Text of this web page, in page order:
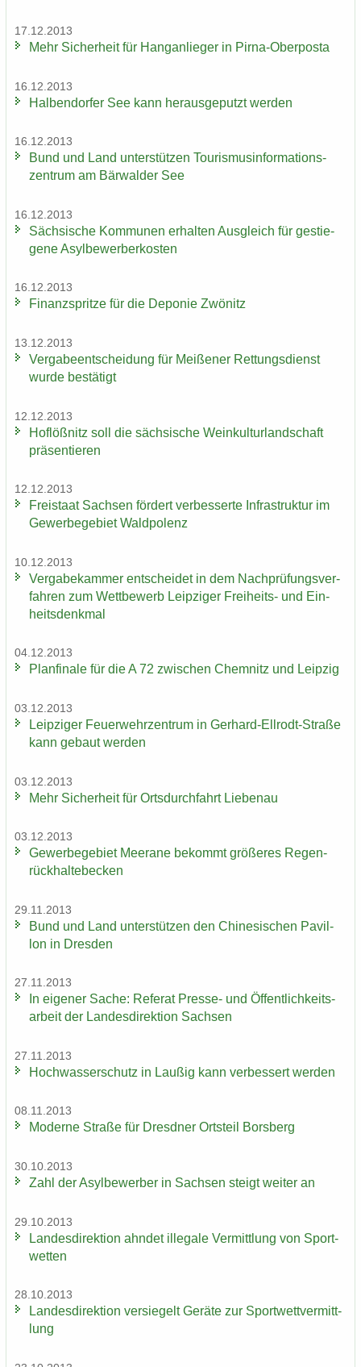
17.12.2013
Mehr Si­cher­heit für Hang­an­lie­ger in Pirna-​Oberposta
16.12.2013
Hal­ben­dor­fer See kann her­aus­ge­putzt wer­den
16.12.2013
Bund und Land un­ter­stüt­zen Tou­ris­mus­in­for­ma­ti­ons­
zen­trum am Bär­wal­der See
16.12.2013
Säch­si­sche Kom­mu­nen er­hal­ten Aus­gleich für ge­stie­
ge­ne Asyl­be­wer­ber­kos­ten
16.12.2013
Fi­nanz­sprit­ze für die De­po­nie Zwö­nitz
13.12.2013
Ver­ga­be­ent­schei­dung für Mei­ße­ner Ret­tungs­dienst
wurde be­stä­tigt
12.12.2013
Hof­löß­nitz soll die säch­si­sche Wein­kul­tur­land­schaft
prä­sen­tie­ren
12.12.2013
Frei­staat Sach­sen för­dert ver­bes­ser­te In­fra­struk­tur im
Ge­wer­be­ge­biet Wald­po­lenz
10.12.2013
Ver­ga­be­kam­mer ent­schei­det in dem Nach­prü­fungs­ver­
fah­ren zum Wett­be­werb Leip­zi­ger Freiheits-​ und Ein­
heits­denk­mal
04.12.2013
Plan­fi­na­le für die A 72 zwi­schen Chem­nitz und Leip­zig
03.12.2013
Leip­zi­ger Feu­er­wehr­zen­trum in Gerhard-​Ellrodt-Straße
kann ge­baut wer­den
03.12.2013
Mehr Si­cher­heit für Orts­durch­fahrt Lie­be­nau
03.12.2013
Ge­wer­be­ge­biet Meer­a­ne be­kommt grö­ße­res Re­gen­
rück­hal­te­be­cken
29.11.2013
Bund und Land un­ter­stüt­zen den Chi­ne­si­schen Pa­vil­
lon in Dres­den
27.11.2013
In ei­ge­ner Sache: Re­fe­rat Presse-​ und Öf­fent­lich­keits­
ar­beit der Lan­des­di­rek­ti­on Sach­sen
27.11.2013
Hoch­was­ser­schutz in Lau­ßig kann ver­bes­sert wer­den
08.11.2013
Mo­der­ne Stra­ße für Dresd­ner Orts­teil Borsberg
30.10.2013
Zahl der Asyl­be­wer­ber in Sach­sen steigt wei­ter an
29.10.2013
Lan­des­di­rek­ti­on ahn­det il­le­ga­le Ver­mitt­lung von Sport­
wet­ten
28.10.2013
Lan­des­di­rek­ti­on ver­sie­gelt Ge­rä­te zur Sport­wett­ver­mitt­
lung